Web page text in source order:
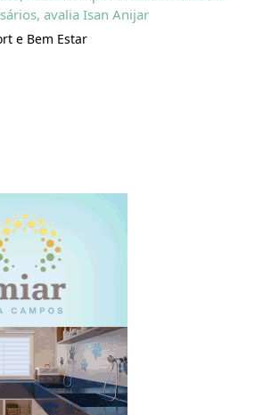
avalia Isan Anijar
e Bem Estar